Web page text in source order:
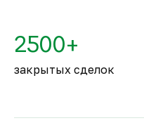
2500+
закрытых сделок